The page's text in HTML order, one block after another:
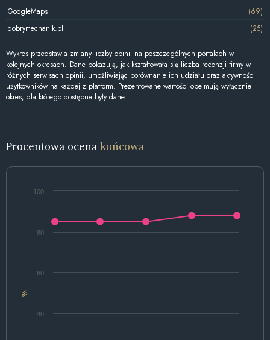
GoogleMaps
(69)
dobrymechanik.pl
(25)
Wykres przedstawia zmiany liczby opinii na poszczególnych portalach w
kolejnych okresach. Dane pokazują, jak kształtowała się liczba recenzji firmy w
różnych serwisach opinii, umożliwiając porównanie ich udziału oraz aktywności
użytkowników na każdej z platform. Prezentowane wartości obejmują wyłącznie
okres, dla którego dostępne były dane.
Procentowa ocenakońcowa
%
40
60
80
100